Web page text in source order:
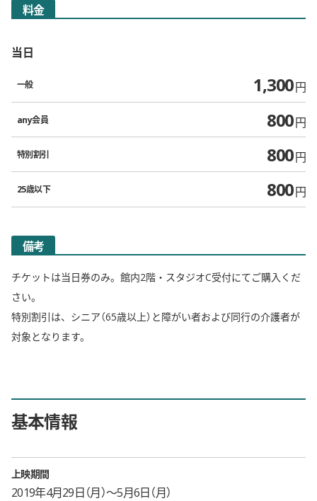
料金
当日
一般 1,300円
any会員 800円
特別割引 800円
25歳以下 800円
備考
チケットは当日券のみ。館内2階・スタジオC受付にてご購入くだ
さい。
特別割引は、シニア（65歳以上）と障がい者および同行の介護者が
対象となります。
基本情報
上映期間
2019年4月29日（月）〜5月6日（月）